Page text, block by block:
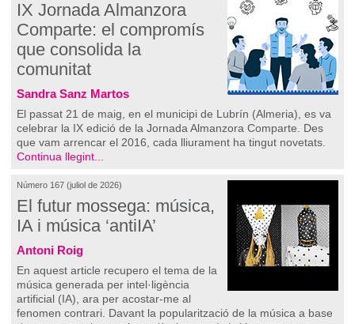
IX Jornada Almanzora
Comparte: el compromís
que consolida la
comunitat
Sandra Sanz Martos
El passat 21 de maig, en el municipi de Lubrín (Almeria), es va
celebrar la IX edició de la Jornada Almanzora Comparte. Des
que vam arrencar el 2016, cada lliurament ha tingut novetats.
Continua llegint...
Número 167 (juliol de 2026)
El futur mossega: música,
IA i música ‘antiIA’
Antoni Roig
En aquest article recupero el tema de la
música generada per intel·ligència
artificial (IA), ara per acostar-me al
fenomen contrari. Davant la popularització de la música a base